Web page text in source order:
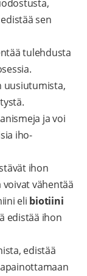
sen
tulehdusta
uusiutumista,
ja voi
iho-
ihon
vähentää
eli biotiini
edistää ihon
edistää